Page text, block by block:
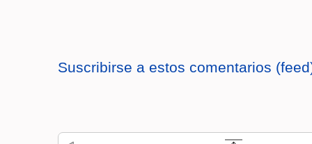
Suscribirse a estos comentarios